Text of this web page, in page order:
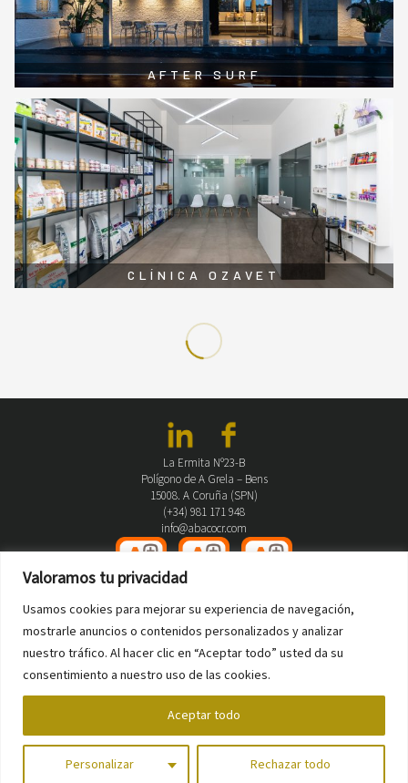
Valoramos tu privacidad
Usamos cookies para mejorar su experiencia de navegación,
mostrarle anuncios o contenidos personalizados y analizar
nuestro tráfico. Al hacer clic en “Aceptar todo” usted da su
consentimiento a nuestro uso de las cookies.
Personalizar Rechazar todo
Aceptar todo
AFTER SURF
CLÍNICA OZAVET
La Ermita Nº23-B
Polígono de A Grela – Bens
15008. A Coruña (SPN)
(+34) 981 171 948
info@abacocr.com
Dossier Proyectos
2024 © ABACO CR S.L.
Aviso Legal
Política de Privacidad
Política de Cookies